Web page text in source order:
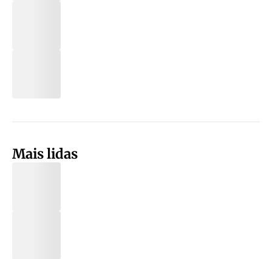
Mais lidas